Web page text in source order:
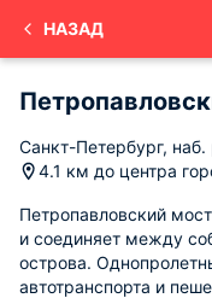
НАЗАД
Санкт-Петербург,
4.1 км до центра
Петропавловский
и соединяет между
острова.
автотранспорта и